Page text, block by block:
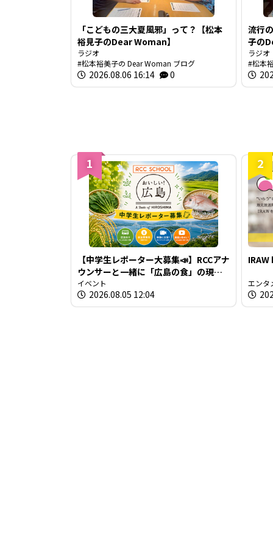
「こどもの三大夏風邪」って？【松本
裕見子のDear Woman】
ラジオ
松本裕美子の Dear Woman ブログ
2026.08.06 16:14 0
流行
子の
ラジオ
松本
1
【中学生レポーター大募集📣】RCCアナ
ウンサーと一緒に「広島の食」の現場
を取材しよう！
イベント
2026.08.05 12:04
2
IRAW
エンタ